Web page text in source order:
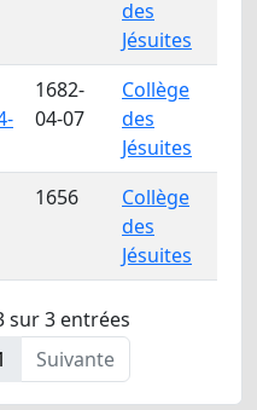
des
Jésuites
1682-
04-07
Collège
des
Jésuites
1656
Collège
des
Jésuites
sur 3 entrées
Suivante